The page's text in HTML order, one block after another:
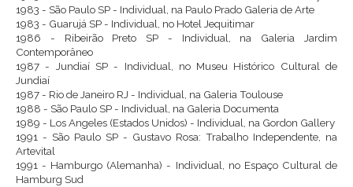
1983 - São Paulo SP - Individual, na Paulo Prado Galeria de Arte
1983 - Guarujá SP - Individual, no Hotel Jequitimar
1986 - Ribeirão Preto SP - Individual, na Galeria Jardim
Contemporâneo
1987 - Jundiaí SP - Individual, no Museu Histórico Cultural de
Jundiaí
1987 - Rio de Janeiro RJ - Individual, na Galeria Toulouse
1988 - São Paulo SP - Individual, na Galeria Documenta
1989 - Los Angeles (Estados Unidos) - Individual, na Gordon Gallery
1991 - São Paulo SP - Gustavo Rosa: Trabalho Independente, na
Artevital
1991 - Hamburgo (Alemanha) - Individual, no Espaço Cultural de
Hamburg Sud